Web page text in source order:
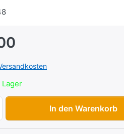
Lager
Rattan-Korb Basil Dorset M, 35
In den Warenkorb